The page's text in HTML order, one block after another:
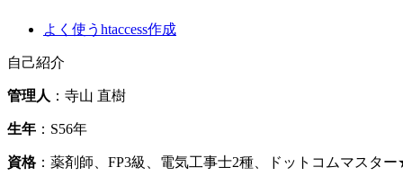
よく使うhtaccess作成
自己紹介
管理人 ：寺山 直樹
生年 ：S56年
資格：薬剤師、FP3級、電気工事士2種、ドットコムマスタ